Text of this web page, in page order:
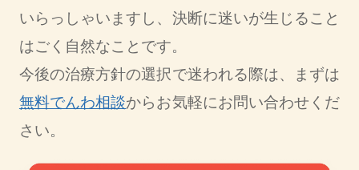
いらっしゃいますし、決断に迷いが生じること
はごく自然なことです。
今後の治療方針の選択で迷われる際は、まずは
無料でんわ相談からお気軽にお問い合わせくだ
さい。